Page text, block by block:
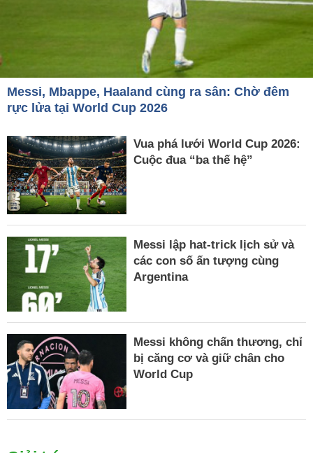
Messi, Mbappe, Haaland cùng ra sân: Chờ đêm
rực lửa tại World Cup 2026
Vua phá lưới World Cup 2026:
Cuộc đua “ba thế hệ”
Messi lập hat-trick lịch sử và
các con số ấn tượng cùng
Argentina
Messi không chấn thương, chỉ
bị căng cơ và giữ chân cho
World Cup